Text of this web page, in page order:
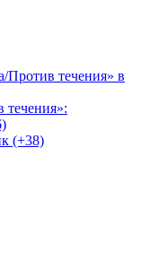
Против течения» в
течения»:
(+38)